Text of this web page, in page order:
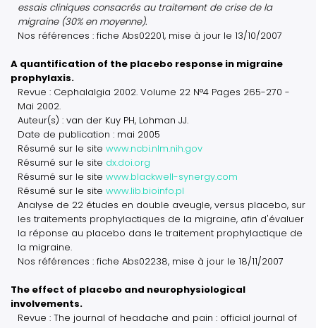
essais cliniques consacrés au traitement de crise de la
migraine (30% en moyenne).
Nos références : fiche Abs02201, mise à jour le 13/10/2007
A quantification of the placebo response in migraine
prophylaxis.
Revue : Cephalalgia 2002. Volume 22 N°4 Pages 265-270 -
Mai 2002.
Auteur(s) : van der Kuy PH, Lohman JJ.
Date de publication : mai 2005
Résumé sur le site www.ncbi.nlm.nih.gov
Résumé sur le site dx.doi.org
Résumé sur le site www.blackwell-synergy.com
Résumé sur le site www.lib.bioinfo.pl
Analyse de 22 études en double aveugle, versus placebo, sur
les traitements prophylactiques de la migraine, afin d'évaluer
la réponse au placebo dans le traitement prophylactique de
la migraine.
Nos références : fiche Abs02238, mise à jour le 18/11/2007
The effect of placebo and neurophysiological
involvements.
Revue : The journal of headache and pain : official journal of